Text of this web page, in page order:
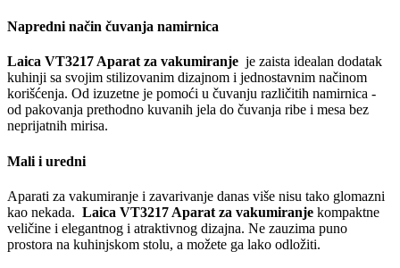
Napredni način čuvanja namirnica
Laica VT3217 Aparat za vakumiranje je zaista idealan dodatak
kuhinji sa svojim stilizovanim dizajnom i jednostavnim načinom
korišćenja. Od izuzetne je pomoći u čuvanju različitih namirnica -
od pakovanja prethodno kuvanih jela do čuvanja ribe i mesa bez
neprijatnih mirisa.
Mali i uredni
Aparati za vakumiranje i zavarivanje danas više nisu tako glomazni
kao nekada. Laica VT3217 Aparat za vakumiranje kompaktne
veličine i elegantnog i atraktivnog dizajna. Ne zauzima puno
prostora na kuhinjskom stolu, a možete ga lako odložiti.